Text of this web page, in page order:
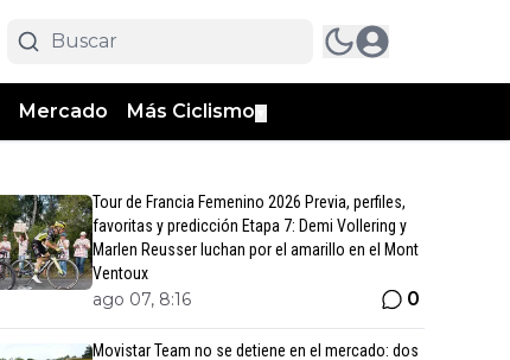
Mercado Más Ciclismo
Tour de Francia Femenino 2026 Previa, perfiles,
favoritas y predicción Etapa 7: Demi Vollering y
Marlen Reusser luchan por el amarillo en el Mont
Ventoux
ago 07, 8:16 0
Movistar Team no se detiene en el mercado: dos